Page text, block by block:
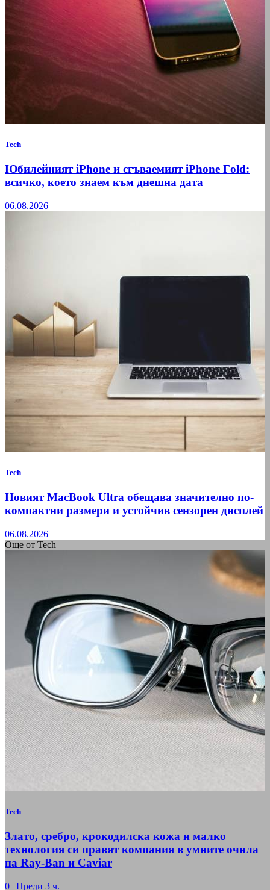
Tech
Юбилейният iPhone и сгъваемият iPhone Fold:
всичко, което знаем към днешна дата
06.08.2026
Tech
Новият MacBook Ultra обещава значително по-
компактни размери и устойчив сензорен дисплей
06.08.2026
Още от Tech
Tech
Злато, сребро, крокодилска кожа и малко
технология си правят компания в умните очила
на Ray-Ban и Caviar
0 | Преди 3 ч.